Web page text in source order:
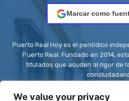
We value your privacy
Marcar como
Puerto Real Hoy es el periódico
Puerto Real. Fundado en 2014,
titulados que acuden al rigor de
Contacto: